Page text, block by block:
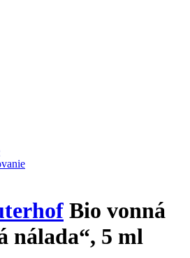
Bio vonná
nálada“, 5 ml